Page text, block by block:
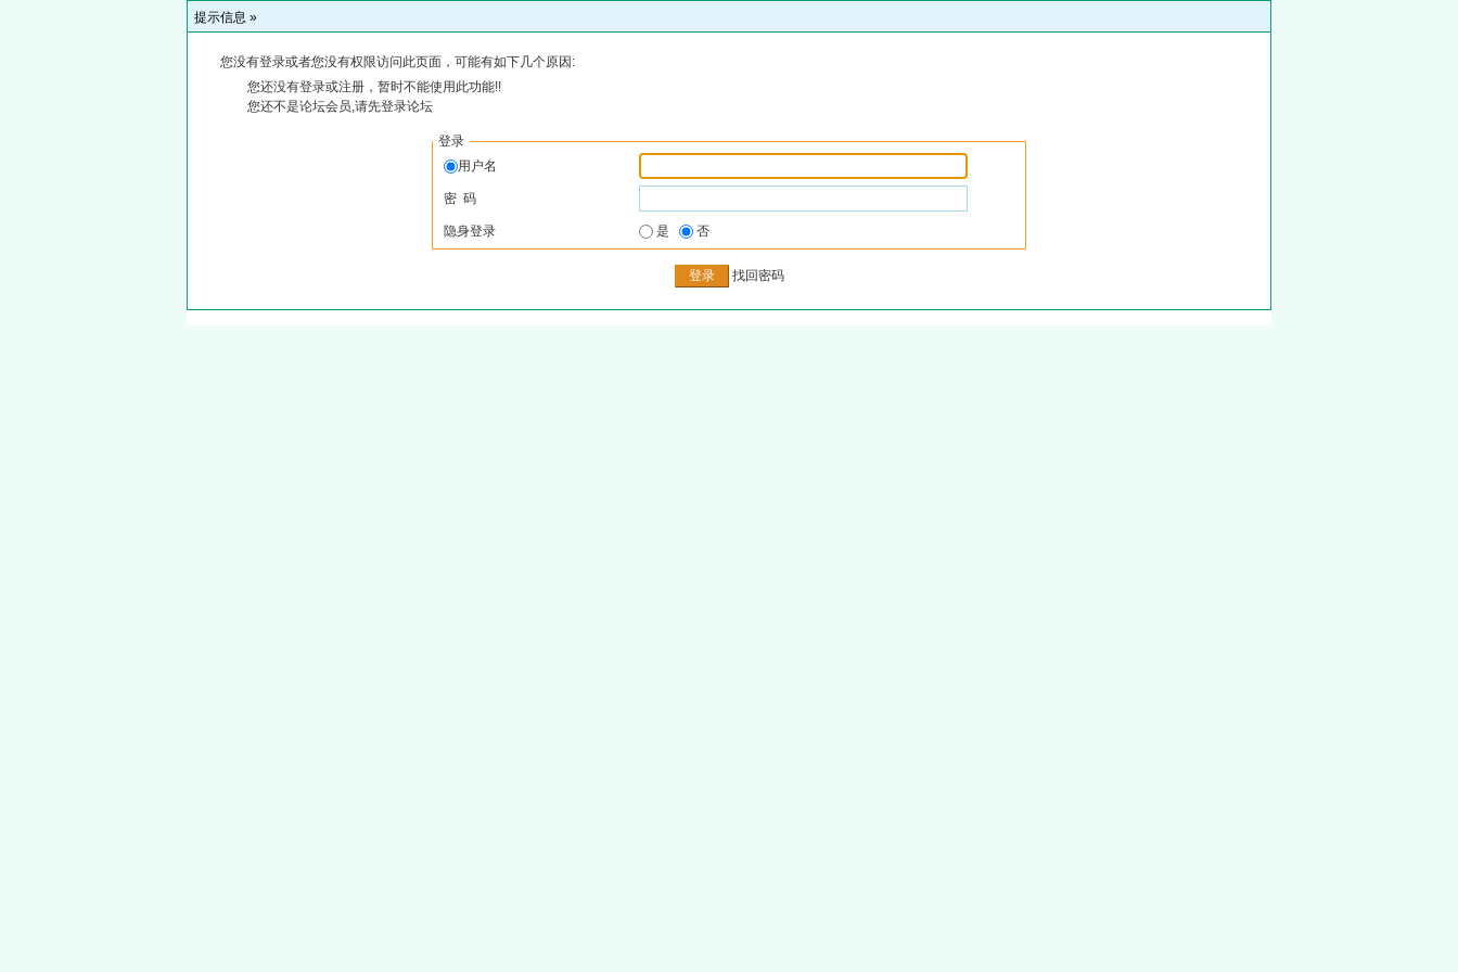
提示信息 »
您没有登录或者您没有权限访问此页面，可能有如下几个原因:
您还没有登录或注册，暂时不能使用此功能!!
您还不是论坛会员,请先登录论坛
登录
用户名
密 码
隐身登录 是 否
找回密码